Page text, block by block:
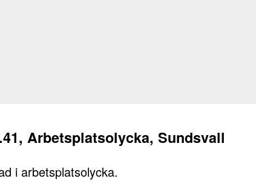
Arbetsplatsolycka, Sundsvall
i arbetsplatsolycka.